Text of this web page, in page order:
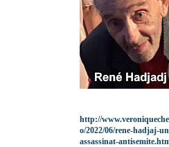
http://
o/2022/06/rene-hadjaj-
assassinat-